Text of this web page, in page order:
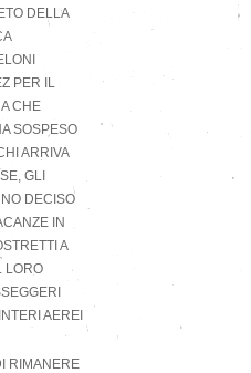
DELLA
PER IL
CHE
SOSPESO
ARRIVA
GLI
DECISO
IN
A
LORO
AEREI
RIMANERE